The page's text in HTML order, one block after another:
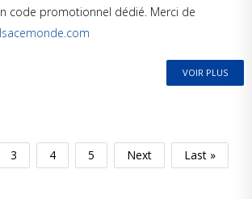
code promotionnel dédié. Merci de
VOIR PLUS
3 4 5 Next Last »